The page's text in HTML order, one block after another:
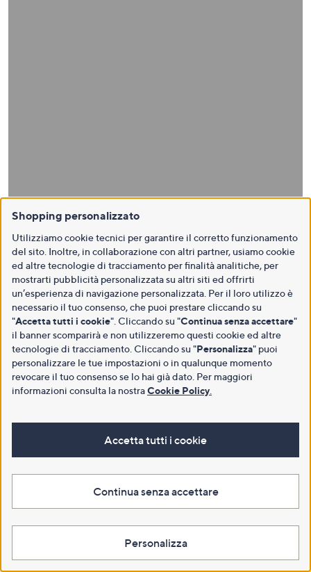
Shopping personalizzato
Utilizziamo cookie tecnici per garantire il corretto funzionamento
del sito. Inoltre, in collaborazione con altri partner, usiamo cookie
ed altre tecnologie di tracciamento per finalità analitiche, per
mostrarti pubblicità personalizzata su altri siti ed offrirti
un’esperienza di navigazione personalizzata. Per il loro utilizzo è
necessario il tuo consenso, che puoi prestare cliccando su
"Accetta tutti i cookie". Cliccando su "Continua senza accettare"
il banner scomparirà e non utilizzeremo questi cookie ed altre
tecnologie di tracciamento. Cliccando su "Personalizza" puoi
personalizzare le tue impostazioni o in qualunque momento
revocare il tuo consenso se lo hai già dato. Per maggiori
informazioni consulta la nostraCookie Policy
Accetta tutti i cookie
Continua senza accettare
Personalizza